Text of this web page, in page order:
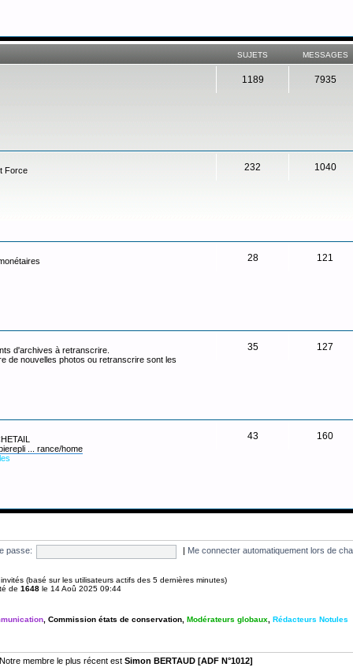
SUJETS MESSAGES
1189 7935
Force 232 1040
28 121
d'archives à retranscrire.
de nouvelles photos ou retranscrire sont les
35 127
... rance/home
43 160
passe: Me connecter automatiquement lors de
(basé sur les utilisateurs actifs des 5 dernières minutes)
de 1648 le 14 Aoû 2025 09:44
Commission états de conservation Modérateurs globaux Rédacteurs Notules
membre le plus récent est Simon BERTAUD [ADF N°1012]